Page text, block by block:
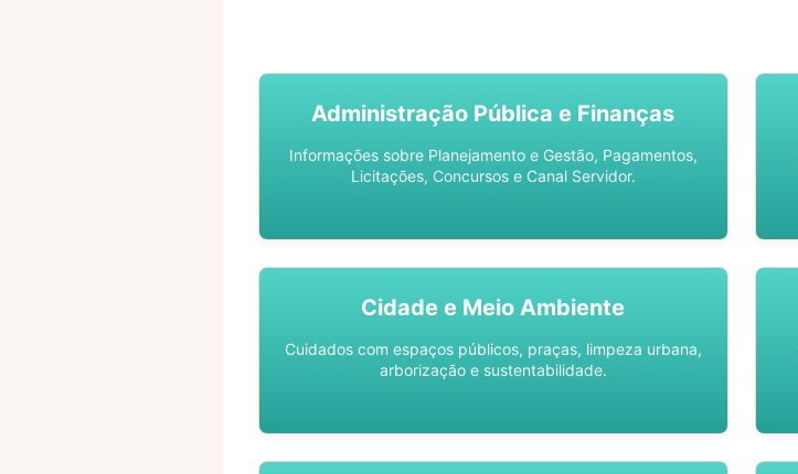
Administração Pública e Finanças
Informações sobre Planejamento e Gestão, Pagamentos,
Licitações, Concursos e Canal Servidor.
Cidade e Meio Ambiente
Cuidados com espaços públicos, praças, limpeza urbana,
arborização e sustentabilidade.